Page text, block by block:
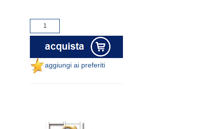
aggiungi ai preferiti